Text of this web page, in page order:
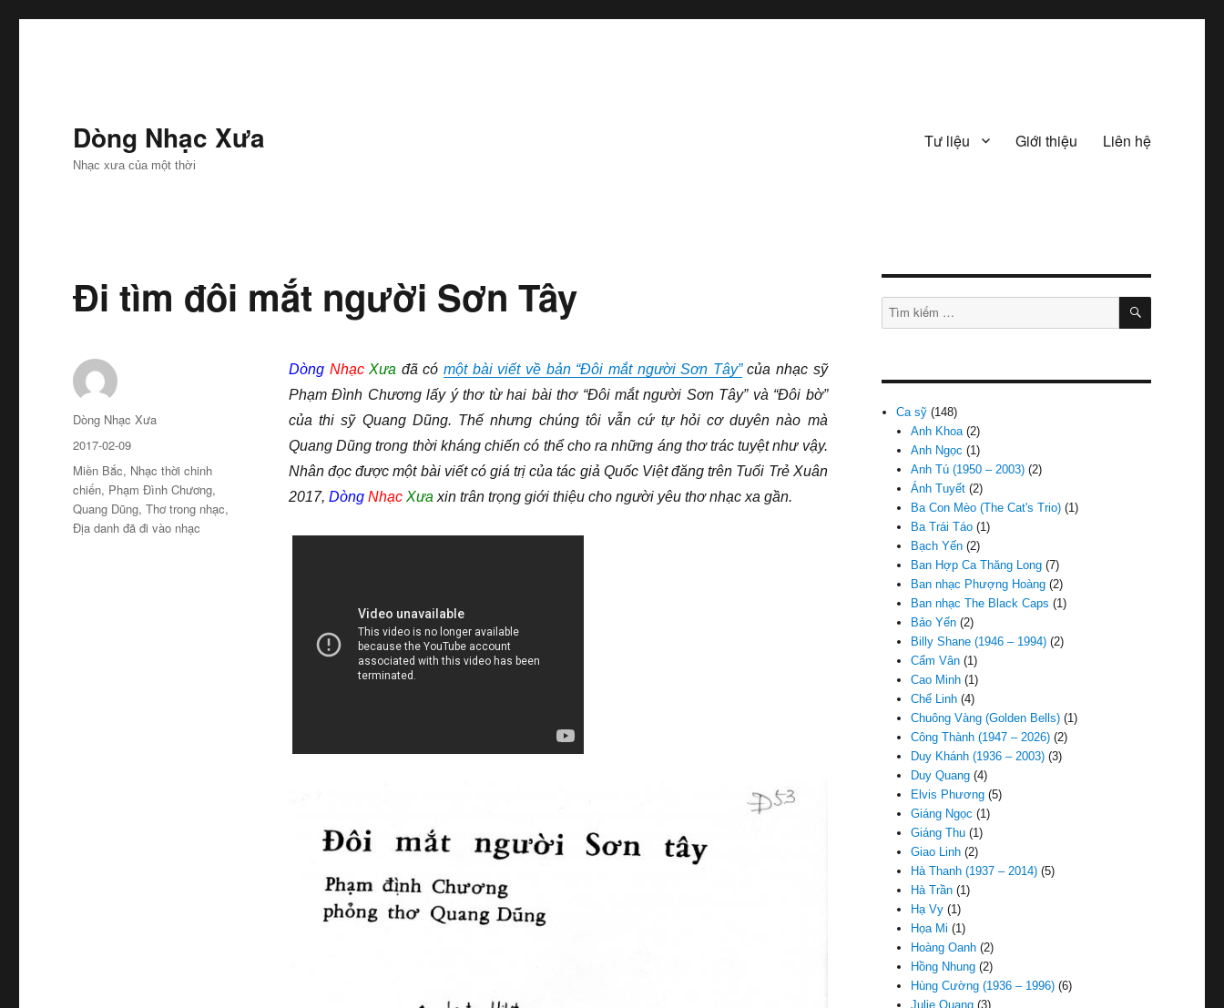
Dòng Nhạc Xưa
Nhạc xưa của một thời
Tư liệu Giới thiệu Liên hệ
​Đi tìm đôi mắt người Sơn Tây
Dòng Nhạc Xưa đã cómột bài viết về bản “Đôi mắt người Sơn Tây”của nhạc sỹ
Phạm Đình Chương lấy ý thơ từ hai bài thơ “Đôi mắt người Sơn Tây” và “Đôi bờ”
của thi sỹ Quang Dũng. Thế nhưng chúng tôi vẫn cứ tự hỏi cơ duyên nào mà
Quang Dũng trong thời kháng chiến có thể cho ra những áng thơ trác tuyệt như vậy.
Nhân đọc được một bài viết có giá trị của tác giả Quốc Việt đăng trên Tuổi Trẻ Xuân
2017, Dòng Nhạc Xưa xin trân trọng giới thiệu cho người yêu thơ nhạc xa gần.
Tác
giả
Dòng Nhạc Xưa
Đăng
ngày
2017-02-09
Chuyên
mục
Miền Bắc, Nhạc thời chinh
chiến, Phạm Đình Chương,
Quang Dũng,Thơ trong nhạc,
Địa danh đã đi vào nhạc
Tìm
kiếm:
TÌM
Ca sỹ (148)
Anh Khoa(2)
Anh Ngọc (1)
Anh Tú (1950 – 2003) (2)
Ánh Tuyết (2)
Ba Con Mèo (The Cat's Trio) (1)
Ba Trái Táo (1)
Bạch Yến (2)
Ban Hợp Ca Thăng Long (7)
Ban nhạc Phượng Hoàng (2)
Ban nhạc The Black Caps (1)
Bảo Yến (2)
Billy Shane (1946 – 1994) (2)
Cẩm Vân (1)
Cao Minh (1)
Chế Linh (4)
Chuông Vàng (Golden Bells) (1)
Công Thành (1947 – 2026) (2)
Duy Khánh (1936 – 2003) (3)
Duy Quang (4)
Elvis Phương (5)
Giáng Ngọc (1)
Giáng Thu (1)
Giao Linh (2)
Hà Thanh (1937 – 2014) (5)
Hà Trần (1)
Hạ Vy (1)
Họa Mi (1)
Hoàng Oanh (2)
Hồng Nhung (2)
Hùng Cường (1936 – 1996) (6)
Julie Quang (3)